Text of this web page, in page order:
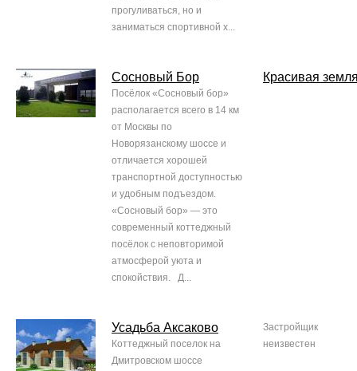
прогуливаться, но и
заниматься спортивной х...
Сосновый Бор
Посёлок «Сосновый бор»
располагается всего в 14 км
от Москвы по
Новорязанскому шоссе и
отличается хорошей
транспортной доступностью
и удобным подъездом.
«Сосновый бор» — это
современный коттеджный
посёлок с неповторимой
атмосферой уюта и
спокойствия. Д...
Красивая
Усадьба Аксаково
Коттеджный поселок на
Дмитровском шоссе
Застройщик
неизвестен